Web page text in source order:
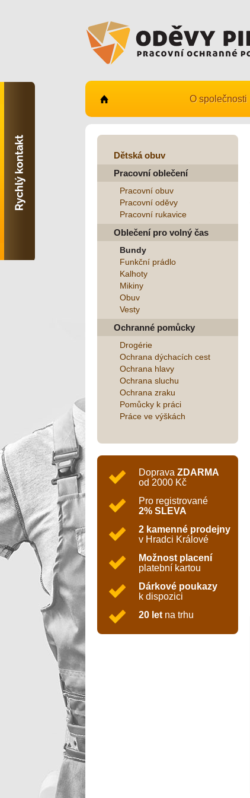
O společnosti
Dětská obuv
Pracovní oblečení
Pracovní obuv
Pracovní oděvy
Pracovní rukavice
Oblečení pro volný čas
Bundy
Funkční prádlo
Kalhoty
Mikiny
Obuv
Vesty
Ochranné pomůcky
Drogérie
Ochrana dýchacích cest
Ochrana hlavy
Ochrana sluchu
Ochrana zraku
Pomůcky k práci
Práce ve výškách
Doprava ZDARMA
od 2000 Kč
Pro registrované
2% SLEVA
2 kamenné prodejny
v Hradci Králové
Možnost placení
platební kartou
Dárkové poukazy
k dispozici
20 let na trhu
Kontaktujte nás
info@odevy-pilar.cz